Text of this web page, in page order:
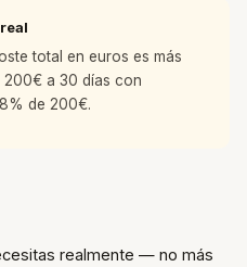
total en euros es más
200€ a 30 días con
de 200€.
realmente — no más